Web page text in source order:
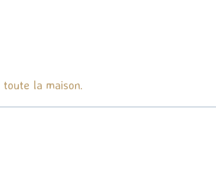
la maison.